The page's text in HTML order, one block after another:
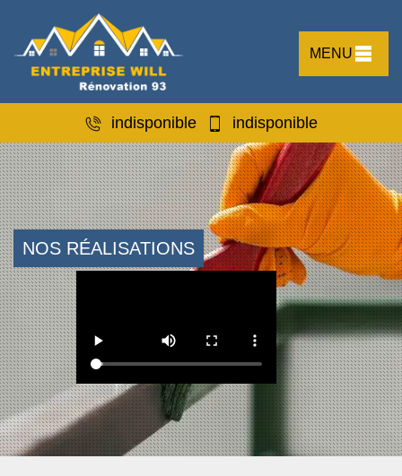
MENU
indisponible indisponible
NOS RÉALISATIONS